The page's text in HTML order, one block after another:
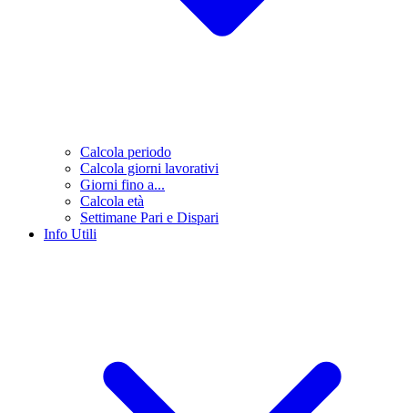
Calcola periodo
Calcola giorni lavorativi
Giorni fino a...
Calcola età
Settimane Pari e Dispari
Info Utili